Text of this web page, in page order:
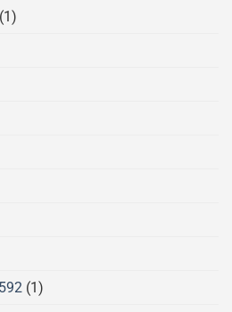
(1)
(1)